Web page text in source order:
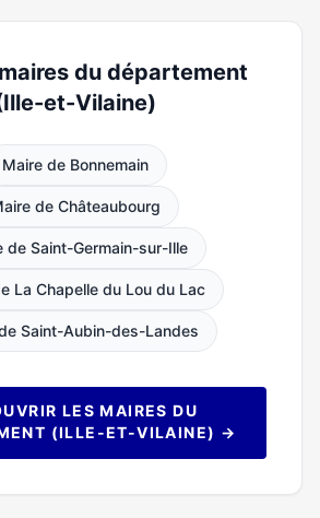
du département
et-Vilaine)
Maire de Bonnemain
de Châteaubourg
de Saint-Germain-sur-Ille
La Chapelle du Lou du Lac
Saint-Aubin-des-Landes
LES MAIRES DU
(ILLE-ET-VILAINE) →